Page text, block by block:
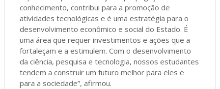
conhecimento, contribui para a promoção de
atividades tecnológicas e é uma estratégia para o
desenvolvimento econômico e social do Estado. É
uma área que requer investimentos e ações que a
fortaleçam e a estimulem. Com o desenvolvimento
da ciência, pesquisa e tecnologia, nossos estudantes
tendem a construir um futuro melhor para eles e
para a sociedade”, afirmou.